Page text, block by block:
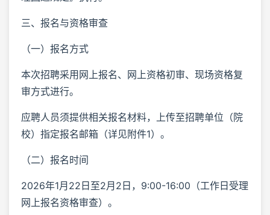
三、报名与资格审查
（一）报名方式
本次招聘采用网上报名、网上资格初审、现场资格复
审方式进行。
应聘人员须提供相关报名材料，上传至招聘单位（院
校）指定报名邮箱（详见附件1）。
（二）报名时间
2026年1月22日至2月2日，9:00-16:00（工作日受理
网上报名资格审查）。